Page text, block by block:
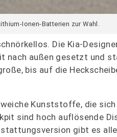
Ionen-Batterien zur Wahl.
Die Kia-
nach außen gesetzt und
bis auf die
Kunststoffe, die
sind hoch auflösende
gibt es